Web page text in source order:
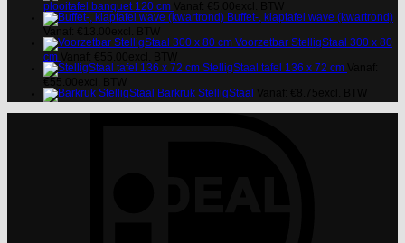
plooitafel banquet 120 cm
Buffet-, klaptafel wave (kwartrond)
Voorzetbar StelligStaal 300 x 80
cm
StelligStaal tafel 136 x 72 cm
Barkruk StelligStaal